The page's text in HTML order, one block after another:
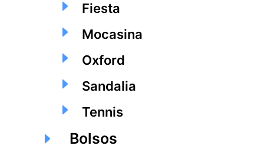
Fiesta
Mocasina
Oxford
Sandalia
Tennis
Bolsos